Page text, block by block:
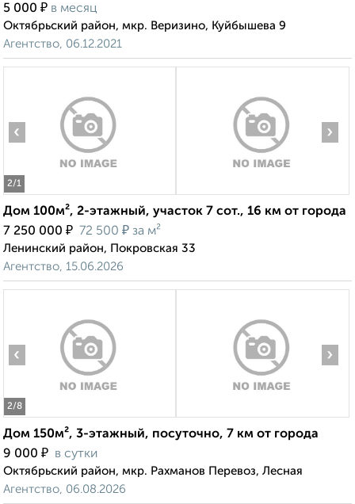
5 000 ₽ в месяц
Октябрьский район, мкр. Веризино, Куйбышева 9
Агентство, 06.12.2021
2/1
‹ ›
Дом 100м², 2-этажный, участок 7 сот., 16 км от города
7 250 000 ₽ 72 500 ₽ за м²
Ленинский район, Покровская 33
Агентство, 15.06.2026
2/8
‹ ›
Дом 150м², 3-этажный, посуточно, 7 км от города
9 000 ₽ в сутки
Октябрьский район, мкр. Рахманов Перевоз, Лесная
Агентство, 06.08.2026